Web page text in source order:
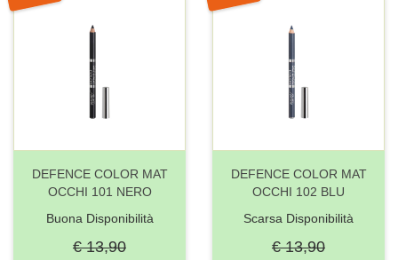
DEFENCE COLOR MAT
OCCHI 101 NERO
Buona Disponibilità
€ 13,90
DEFENCE COLOR MAT
OCCHI 102 BLU
Scarsa Disponibilità
€ 13,90